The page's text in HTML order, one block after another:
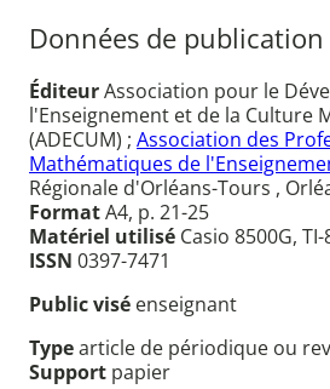
Données de publication
ÉditeurAssociation pour le
l'Enseignement et de la Culture
(ADECUM) ; Association des
Mathématiques de
Régionale d'Orléans-Tours ,
FormatA4, p. 21-25
Matériel utilisé Casio 8500G,
ISSN 0397-7471
Public visé enseignant
Typearticle de périodique ou
Support papier